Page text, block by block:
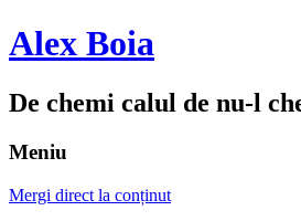
Alex Boia
De chemi calul de nu-l
Meniu
Mergi direct la conținut